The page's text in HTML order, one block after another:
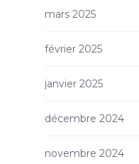
mars 2025
février 2025
janvier 2025
décembre 2024
novembre 2024